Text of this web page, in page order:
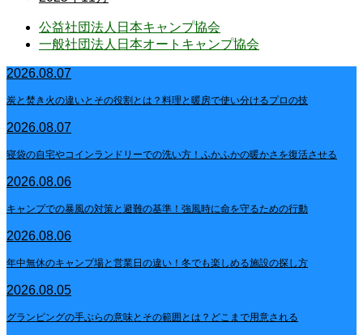
公益社団法人日本キャンプ協会
一般社団法人日本オートキャンプ協会
2026.08.07
炭と焚き火の違いとその役割とは？料理と暖房で使い分けるプロの技
2026.08.07
寝袋の自宅やコインランドリーでの洗い方！ふかふかの暖かさを復活させる
2026.08.06
キャンプでの暴風の対策と避難の基準！強風時に命を守るための行動
2026.08.06
年中無休のキャンプ場と営業日の違い！冬でも楽しめる施設の探し方
2026.08.05
グランピングの手ぶらの意味とその範囲とは？どこまで用意される